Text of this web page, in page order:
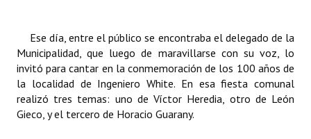
Ese día, entre el público se encontraba el delegado de la
Municipalidad, que luego de maravillarse con su voz, lo
invitó para cantar en la conmemoración de los 100 años de
la localidad de Ingeniero White. En esa fiesta comunal
realizó tres temas: uno deVíctor Heredia, otro de León
Gieco, y el tercero de Horacio Guarany.